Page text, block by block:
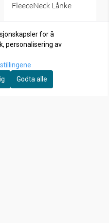
FleeceNeck Lånke
139,- 199,-
På lager
for å
personalisering av
Godta alle